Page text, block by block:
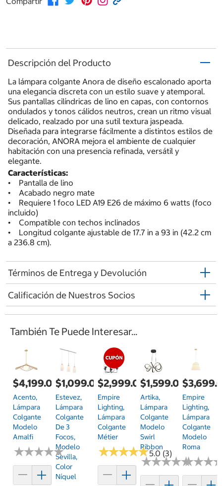
Descripción del Producto
La lámpara colgante Anora de diseño escalonado aporta
una elegancia discreta con un estilo suave y atemporal.
Sus pantallas cilíndricas de lino en capas, con contornos
ondulados y tonos cálidos neutros, crean un ritmo visual
delicado, realzado por una sutil textura jaspeada.
Diseñada para integrarse fácilmente a distintos estilos de
decoración, ANORA mejora el ambiente de cualquier
habitación con una presencia refinada, versátil y
elegante.
Características:
• Pantalla de lino
• Acabado negro mate
• Requiere 1 foco LED A19 E26 de máximo 6 watts (foco
incluido)
• Compatible con techos inclinados
• Longitud colgante ajustable de 17.7 in a 93 in (42.2 cm
a 236.8 cm).
Términos de Entrega y Devolución
Calificación de Nuestros Socios
También Te Puede Interesar...
$4,199.00
Acento,
Lámpara
Colgante
Modelo
Amalfi
★★★★★
★★★★★
$1,099.00
Estevez,
Lámpara
Colgante
De 3
Focos,
Modelo
Sevilla,
Color
Níquel
$2,999.00
Empire
Lighting,
Lámpara
Colgante
Métier
★★★★★
★★★★★5.0 (3)
$1,599.00
Artika,
Lámpara
Colgante
Modelo
Swirl
Ribbon
★★★★★
★★★★★
Empire
Lighting,
Lámpara
Colgante
Modelo
Roma
★★★
★★★